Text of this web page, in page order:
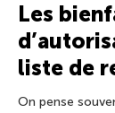
Les
liste de
On pense